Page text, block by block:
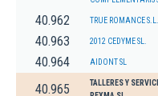
40.962 TRUE ROMANCE S.L.
40.963 2012 CEDYME SL.
40.964 AIDONT SL
40.965
TALLERES Y